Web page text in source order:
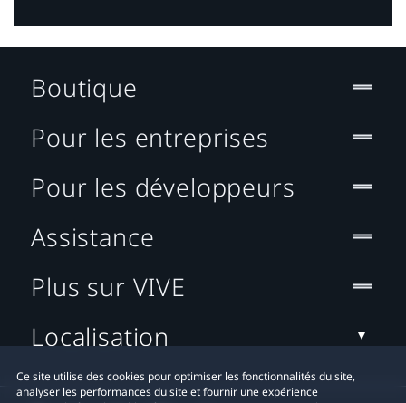
Ce site utilise des cookies pour optimiser les fonctionnalités du site,
analyser les performances du site et fournir une expérience
Boutique
Pour les entreprises
Pour les développeurs
Assistance
Plus sur VIVE
Localisation